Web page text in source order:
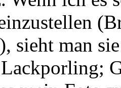
sieht man